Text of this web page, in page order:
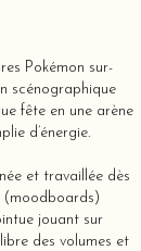
Pokémon sur-
scénographique
fête en une arène
d’énergie.
et travaillée dès
(moodboards)
jouant sur
des volumes et